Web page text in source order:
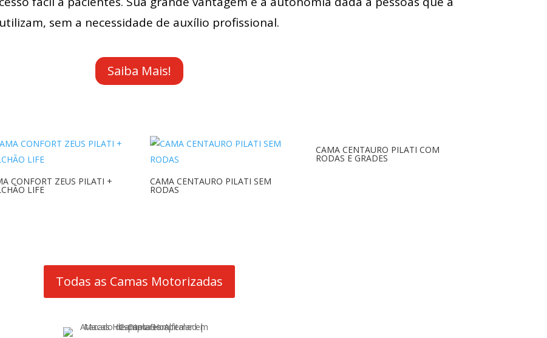
utilizam, sem a necessidade de auxílio profissional.
Saiba Mais!
CONFORT ZEUS PILATI +
LIFE
CAMA CENTAURO PILATI SEM
RODAS
CAMA CENTAURO PILATI COM
RODAS E GRADES
Todas as Camas Motorizadas